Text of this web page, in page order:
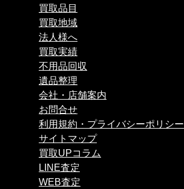
買取品目
買取地域
法人様へ
買取実績
不用品回収
遺品整理
会社・店舗案内
お問合せ
利用規約・プライバシーポリシー
サイトマップ
買取UPコラム
LINE査定
WEB査定